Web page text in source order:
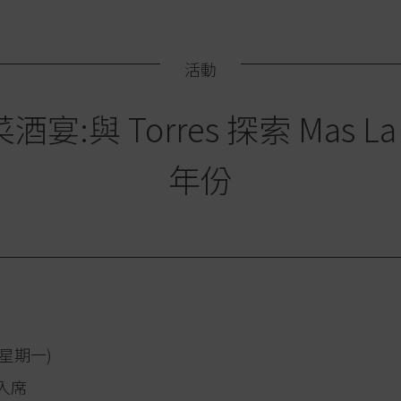
活動
宴:與 Torres 探索 Mas
年份
期一)
席